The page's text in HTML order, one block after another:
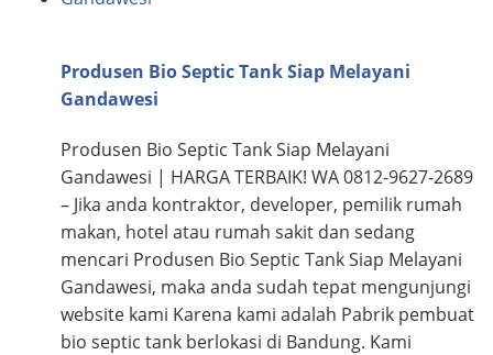
Produsen Bio Septic Tank Siap Melayani
Gandawesi
Produsen Bio Septic Tank Siap Melayani
Gandawesi | HARGA TERBAIK! WA 0812-9627-2689
– Jika anda kontraktor, developer, pemilik rumah
makan, hotel atau rumah sakit dan sedang
mencari Produsen Bio Septic Tank Siap Melayani
Gandawesi, maka anda sudah tepat mengunjungi
website kami Karena kami adalah Pabrik pembuat
bio septic tank berlokasi di Bandung. Kami